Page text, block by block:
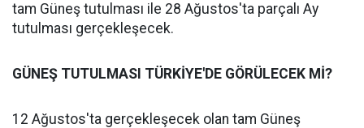
tam Güneş tutulması ile 28 Ağustos'ta parçalı Ay
tutulması gerçekleşecek.
GÜNEŞ TUTULMASI TÜRKİYE'DE GÖRÜLECEK Mİ?
12 Ağustos'ta gerçekleşecek olan tam Güneş